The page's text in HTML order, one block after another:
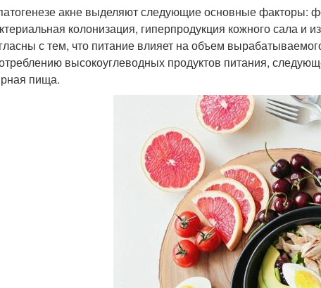
акне выделяют следующие основные факторы:
колонизация, гиперпродукция кожного сала и
с тем, что питание влияет на объем
высокоуглеводных продуктов питания,
пища.